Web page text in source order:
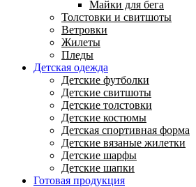
Майки для бега
Толстовки и свитшоты
Ветровки
Жилеты
Пледы
Детская одежда
Детские футболки
Детские свитшоты
Детские толстовки
Детские костюмы
Детская спортивная форма
Детские вязаные жилетки
Детские шарфы
Детские шапки
Готовая продукция